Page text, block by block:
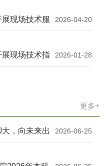
2026-04-20
现场技术服
2026-01-28
现场技术指
更多+
2026-06-25
，向未来出